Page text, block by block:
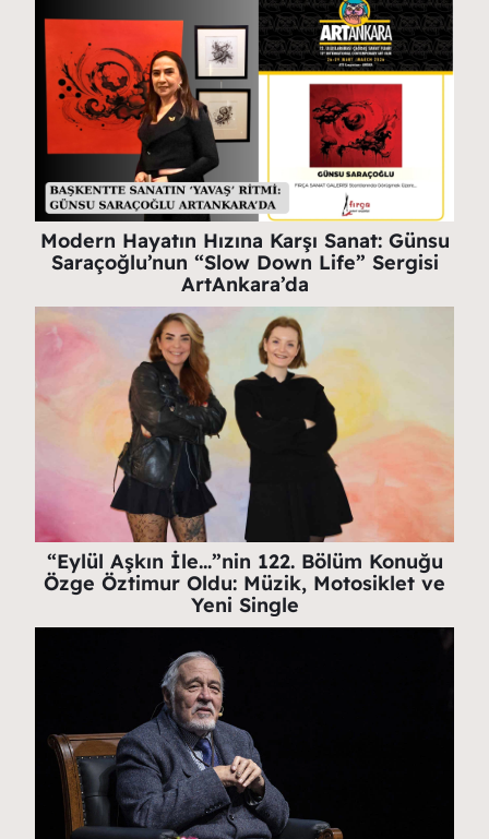
Modern Hayatın Hızına Karşı Sanat: Günsu
Saraçoğlu’nun “Slow Down Life” Sergisi
ArtAnkara’da
“Eylül Aşkın İle…”nin 122. Bölüm Konuğu
Özge Öztimur Oldu: Müzik, Motosiklet ve
Yeni Single